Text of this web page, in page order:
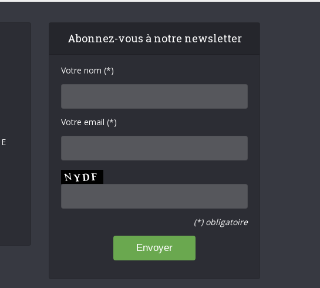
Abonnez-vous à notre newsletter
Votre nom (*)
Votre email (*)
(*) obligatoire